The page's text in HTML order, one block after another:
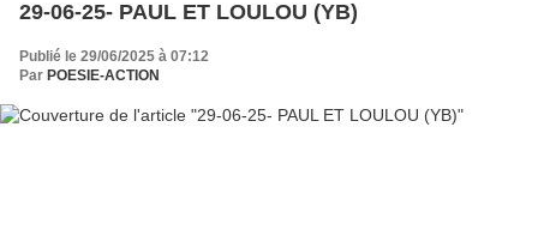
29-06-25- PAUL ET LOULOU (YB)
Publié le 29/06/2025 à 07:12
Par POESIE-ACTION